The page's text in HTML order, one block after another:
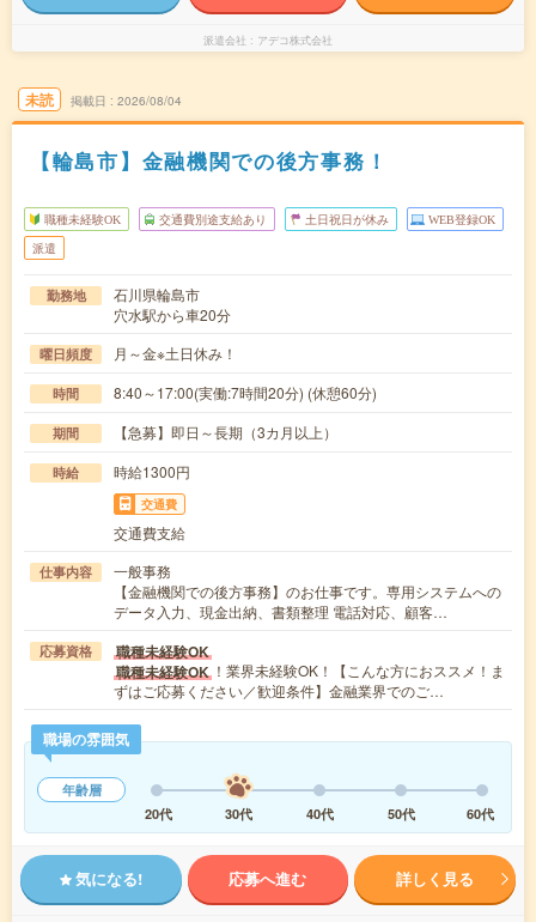
派遣会社 アデコ株式会社
未読 掲載日 2026/08/04
【輪島市】金融機関での後方事務！
職種未経験OK 交通費別途支給あり 土日祝日が休み WEB登録OK
派遣
勤務地
石川県輪島市
穴水駅から車20分
曜日頻度 月～金※土日休み！
時間 8:40～17:00(実働:7時間20分) (休憩60分)
期間 【急募】即日～長期（3カ月以上）
時給 時給1300円
交通費
交通費支給
仕事内容
一般事務
【金融機関での後方事務】のお仕事です。専用システムへの
データ入力、現金出納、書類整理 電話対応、顧客…
応募資格
職種未経験OK
職種未経験OK ！業界未経験OK！【こんな方におススメ！ま
ずはご応募ください／歓迎条件】金融業界でのご…
職場の雰囲気
年齢層
20代
30代 40代 50代 60代
気になる! 応募へ進む 詳しく見る